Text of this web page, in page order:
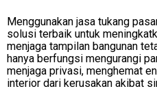
Menggunakan jasa tukang
solusi terbaik untuk
menjaga tampilan bangunan
hanya berfungsi mengurangi
menjaga privasi, menghemat
interior dari kerusakan akibat